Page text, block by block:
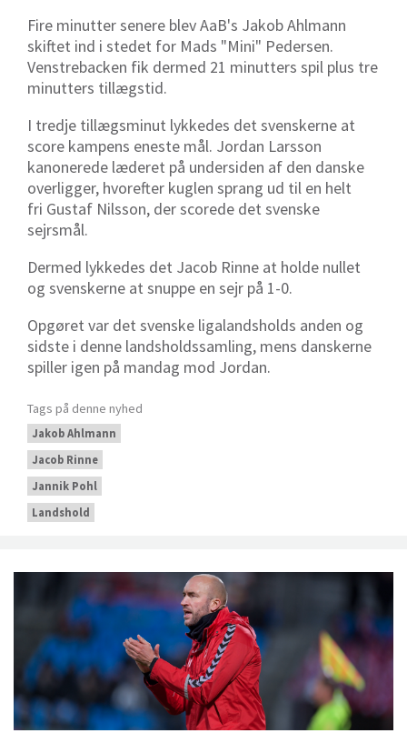
Fire minutter senere blev AaB's Jakob Ahlmann
skiftet ind i stedet for Mads "Mini" Pedersen.
Venstrebacken fik dermed 21 minutters spil plus tre
minutters tillægstid.
I tredje tillægsminut lykkedes det svenskerne at
score kampens eneste mål. Jordan Larsson
kanonerede læderet på undersiden af den danske
overligger, hvorefter kuglen sprang ud til en helt
fri Gustaf Nilsson, der scorede det svenske
sejrsmål.
Dermed lykkedes det Jacob Rinne at holde nullet
og svenskerne at snuppe en sejr på 1-0.
Opgøret var det svenske ligalandsholds anden og
sidste i denne landsholdssamling, mens danskerne
spiller igen på mandag mod Jordan.
Tags på denne nyhed
Jakob Ahlmann
Jacob Rinne
Jannik Pohl
Landshold